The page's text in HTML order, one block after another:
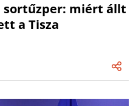
sortűzper: miért állt
a Tisza